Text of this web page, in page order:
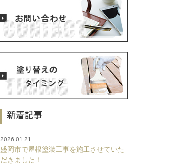
新着記事
2026.01.21
盛岡市で屋根塗装工事を施工させていた
だきました！